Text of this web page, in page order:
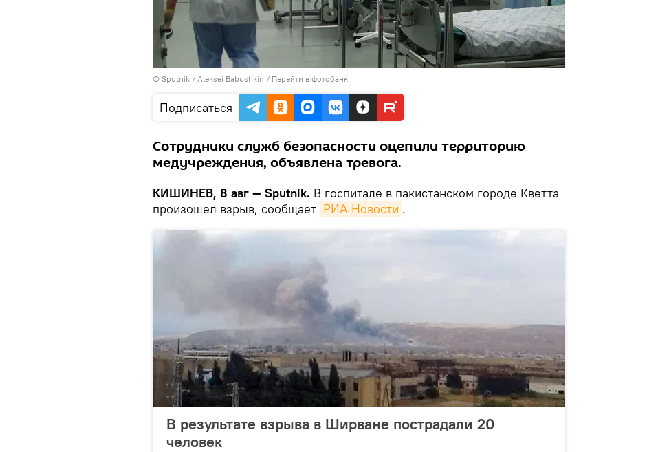
© Sputnik / Aleksei Babushkin / Перейти в фотобанк
Подписаться
Сотрудники служб безопасности оцепили территорию
медучреждения, объявлена тревога.
КИШИНЕВ, 8 авг — Sputnik. В госпитале в пакистанском городе Кветта
произошел взрыв, сообщает РИА Новости .
В результате взрыва в Ширване пострадали 20
человек